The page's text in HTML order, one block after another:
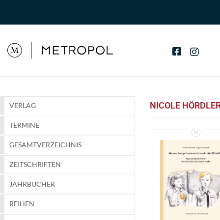
VERLAG
TERMINE
GESAMTVERZEICHNIS
ZEITSCHRIFTEN
JAHRBÜCHER
REIHEN
NICOLE